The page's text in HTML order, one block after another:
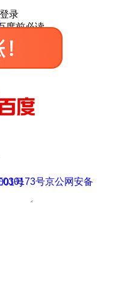
登录
度前必读
030173号
号